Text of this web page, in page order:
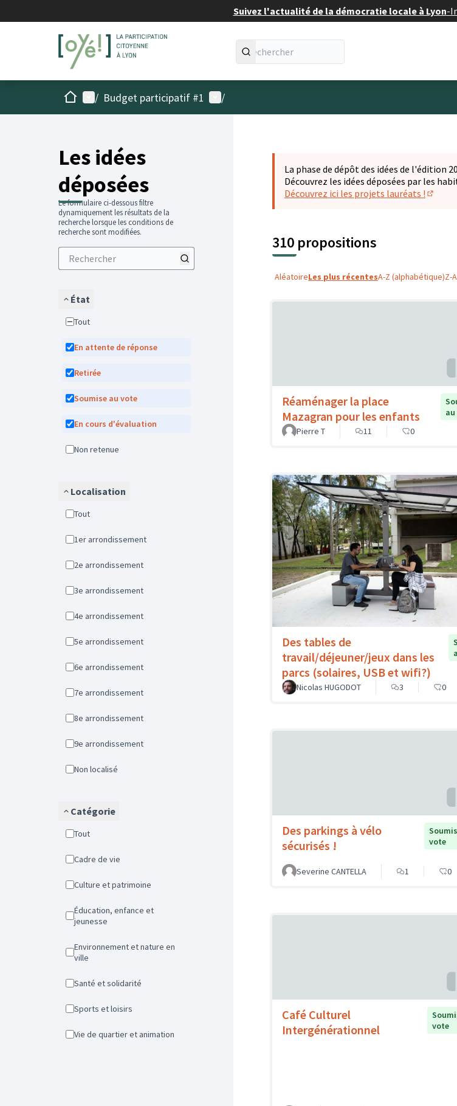
Suivez l'actualité de la démocratie locale à Lyon-
AccueilMenu principal
/ Budget participatif #1 Menu utilisateur
/
Les idées
déposées
Le formulaire ci-dessous filtre
dynamiquement les résultats de la
recherche lorsque les conditions de
recherche sont modifiées.
État
Tout
En attente de réponse
Retirée
Soumise au vote
En cours d'évaluation
Non retenue
Localisation
Tout
1er arrondissement
2e arrondissement
3e arrondissement
4e arrondissement
5e arrondissement
6e arrondissement
7e arrondissement
8e arrondissement
9e arrondissement
Non localisé
Catégorie
Tout
Cadre de vie
Culture et patrimoine
Éducation, enfance et
jeunesse
Environnement et nature en
ville
Santé et solidarité
Sports et loisirs
Vie de quartier et animation
La phase de dépôt des idées de l'édition
Découvrez les idées déposées par les
Découvrez ici les projets lauréats !
310 propositions
AléatoireLes plus récentesA-Z (alphabétique)Z-
Réaménager la place
Mazagran pour les enfants
Pierre T
11 0
Des tables de
travail/déjeuner/jeux dans les
parcs (solaires, USB et wifi?)
Nicolas HUGODOT 3 0
Des parkings à vélo
sécurisés !
vote
Severine CANTELLA 1 0
Café Culturel
Intergénérationnel
vote